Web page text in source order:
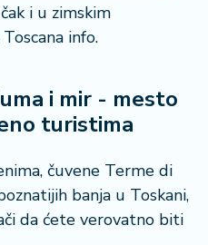
i u zimskim
info.
i mir - mesto
turistima
čuvene Terme di
banja u Toskani,
da ćete verovatno biti